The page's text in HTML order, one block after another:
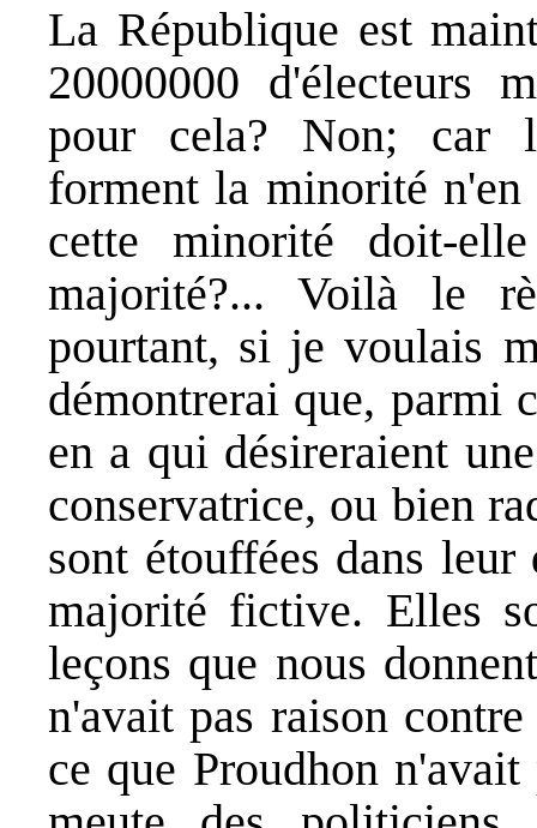
La République est
20000000 d'électeurs
pour cela? Non; car
forment la minorité
cette minorité doit-
majorité?... Voilà le
pourtant, si je voulais
démontrerai que, parmi
en a qui désireraient
conservatrice, ou bien
sont étouffées dans
majorité fictive. Elles
leçons que nous
n'avait pas raison
ce que Proudhon